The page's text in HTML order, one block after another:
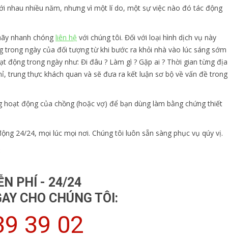
nhau nhiều năm, nhưng vì một lí do, một sự việc nào đó tác động
nhanh chóng liên hệ với chúng tôi. Đối với loại hình dịch vụ này
ngày của đối tượng từ khi bước ra khỏi nhà vào lúc sáng sớm
động trong ngày như: Đi đâu ? Làm gì ? Gặp ai ? Thời gian từng địa
trung thực khách quan và sẽ đưa ra kết luận sơ bộ về vấn đề trong
động của chồng (hoặc vợ) để bạn dùng làm bằng chứng thiết
24/24, mọi lúc mọi nơi. Chúng tôi luôn sẵn sàng phục vụ qúy vị.
PHÍ - 24/24
CHO CHÚNG TÔI:
39 02